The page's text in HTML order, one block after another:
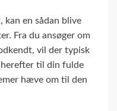
kan en sådan blive
Fra du ansøger om
vil der typisk
herefter til din fulde
hæve om til den